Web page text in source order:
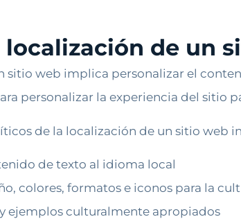
localización de un
sitio web implica personalizar el
personalizar la experiencia del sitio
de la localización de un sitio web
de texto al idioma local
colores, formatos e iconos para la
ejemplos culturalmente apropiados